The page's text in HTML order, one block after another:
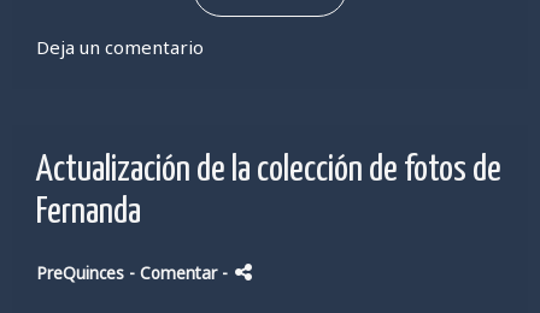
Deja un comentario
Actualización de la colección de fotos de
Fernanda
PreQuinces - Comentar -